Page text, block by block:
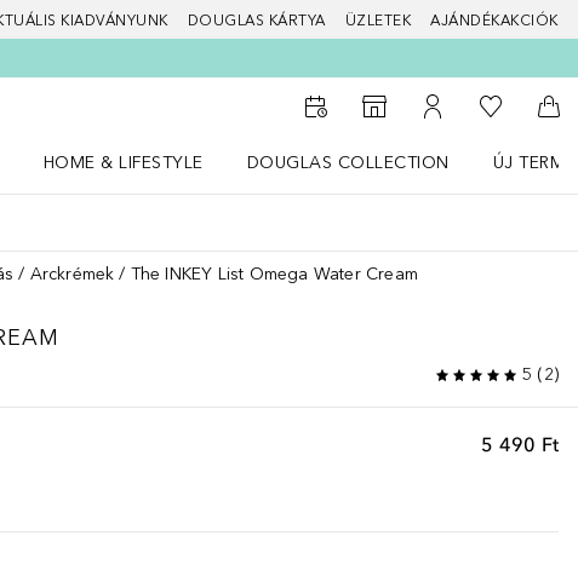
KIADVÁNYUNK DOUGLAS KÁRTYA ÜZLETEK AJÁNDÉKAKCIÓK
Az üzletkeresőhöz
A fiókomhoz
A
HOME & LIFESTYLE
DOUGLAS COLLECTION
ÚJ
Arckrémek The INKEY List Omega Water Cream
5 (2)
5 490 Ft